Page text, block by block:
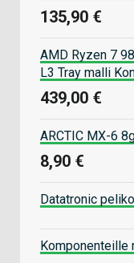
135,90 €
AMD Ryzen 7
L3 Tray malli
439,00 €
ARCTIC MX-6
8,90 €
Datatronic
Komponenteille